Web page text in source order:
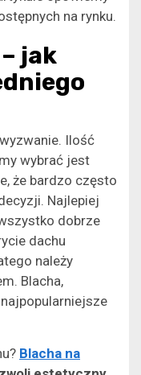
na rynku.
jak
Ilość
wybrać jest
że bardzo często
Najlepiej
dobrze
dachu
należy
Blacha,
Blacha na